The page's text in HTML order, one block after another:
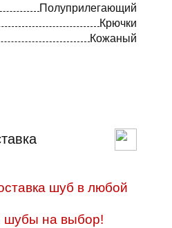
Полуприлегающий
Крючки
Кожаный
шуб в любой
шубы на выбор!